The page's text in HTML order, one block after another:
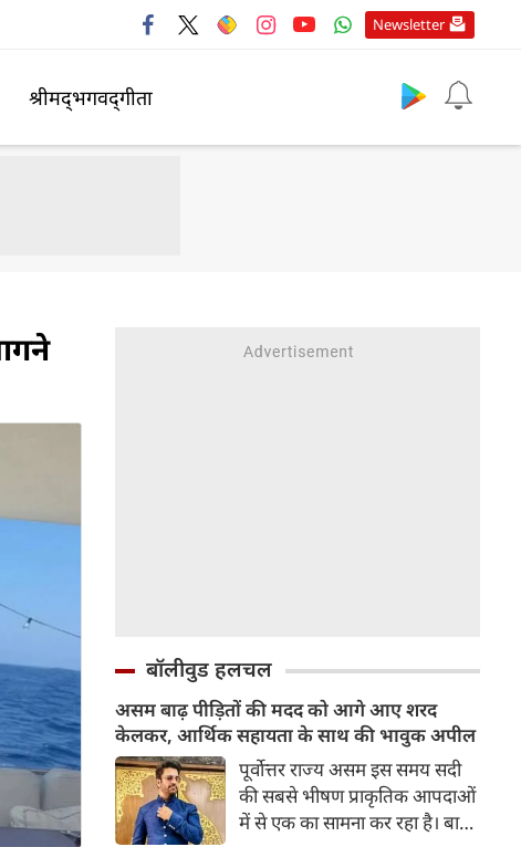
Newsletter
श्रीमद्‍भगवद्‍गीता
बॉलीवुड हलचल
असम बाढ़ पीड़ितों की मदद को आगे आए शरद
केलकर, आर्थिक सहायता के साथ की भावुक अपील
पूर्वोत्तर राज्य असम इस समय सदी
की सबसे भीषण प्राकृतिक आपदाओं
में से एक का सामना कर रहा है। बाढ़